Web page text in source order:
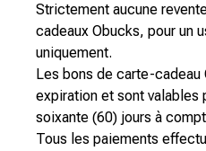
Strictement aucune
cadeaux Obucks, pour un
uniquement.
Les bons de carte-cadeau
expiration et sont valables
soixante (60) jours à
Tous les paiements